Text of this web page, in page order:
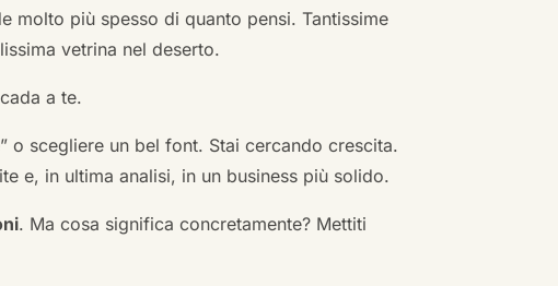
molto più spesso di quanto pensi. Tantissime
vetrina nel deserto.
a te.
o scegliere un bel font. Stai cercando crescita.
e, in ultima analisi, in un business più solido.
. Ma cosa significa concretamente? Mettiti